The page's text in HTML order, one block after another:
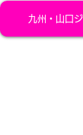
九州・山口